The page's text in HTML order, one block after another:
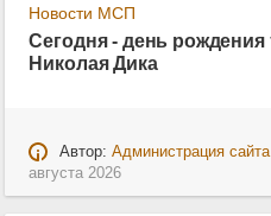
Новости МСП
Сегодня - день рождения
Николая Дика
Автор: Администрация сайта
августа 2026